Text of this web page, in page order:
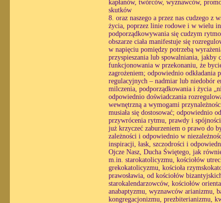
kapłanów, twórców, wyznawców,
skutków
8. oraz naszego a przez nas cudzego
życia, poprzez linie rodowe i w wielu
podporządkowywania się cudzym
obszarze ciała manifestuje się
w napięciu pomiędzy potrzebą
przyspieszania lub spowalniania, jakby
funkcjonowania w przekonaniu, że
zagrożeniem; odpowiednio odkładania
regulacyjnych – nadmiar lub niedobór
milczenia, podporządkowania i życia
odpowiednio doświadczania
wewnętrzną a wymogami
musiała się dostosować; odpowiednio
przywrócenia rytmu, prawdy i
już krzyczeć zaburzeniem o prawo do
zależności i odpowiednio w
inspiracji, łask, szczodrości i
Ojcze Nasz, Ducha Świętego, jak
m.in. starokatolicyzmu, kościołów
grekokatolicyzmu, kościoła
prawosławia, od kościołów
starokalendarzowców, kościołów
anabaptyzmu, wyznawców arianizmu,
kongregacjonizmu, prezbiterianizmu,